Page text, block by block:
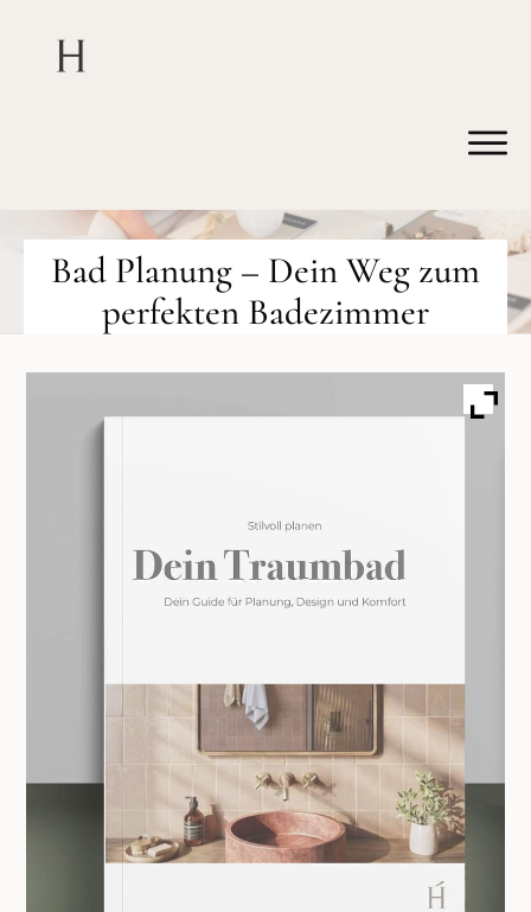
Bad Planung – Dein Weg zum
perfekten Badezimmer